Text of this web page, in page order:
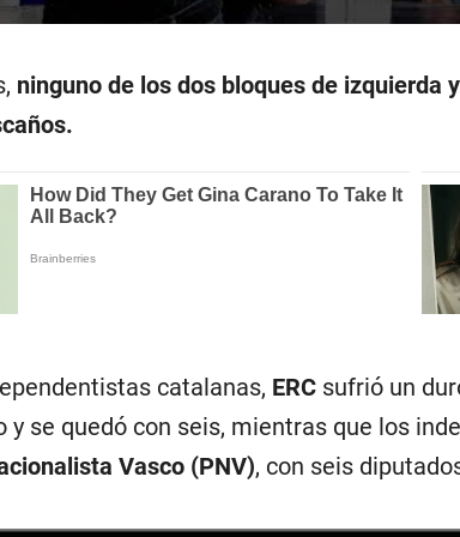
ninguno de los dos bloques de izquierda
catalanas, ERC sufrió un
y se quedó con seis, mientras que los
Vasco (PNV), con seis